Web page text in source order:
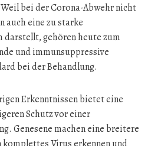
bei der Corona-Abwehr nicht
auch eine zu starke
gehören heute zum
und immunsuppressive
bei der Behandlung.
Erkenntnissen bietet eine
Schutz vor einer
Genesene machen eine breitere